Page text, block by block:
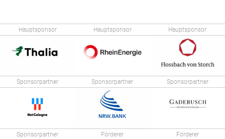
Hauptsponsor Hauptsponsor Hauptsponsor
Sponsorpartner Sponsorpartner Sponsorpartner
Sponsorpartner Förderer Förderer